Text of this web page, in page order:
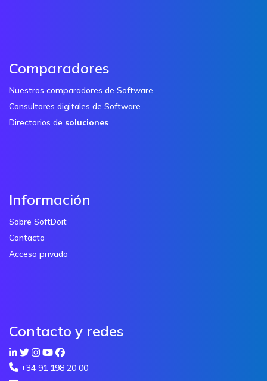
Comparadores
Nuestros comparadores de Software
Consultores digitales de Software
Directorios de soluciones
Información
Sobre SoftDoit
Contacto
Acceso privado
Contacto y redes
+34 91 198 20 00